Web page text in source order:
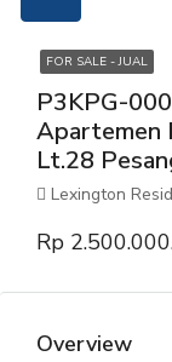
FOR SALE - JUAL
P3KPG-
Apartemen
Lt.28
Lexington
Rp
Overview